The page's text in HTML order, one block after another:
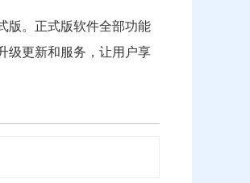
版。正式版软件全部功能
级更新和服务，让用户享